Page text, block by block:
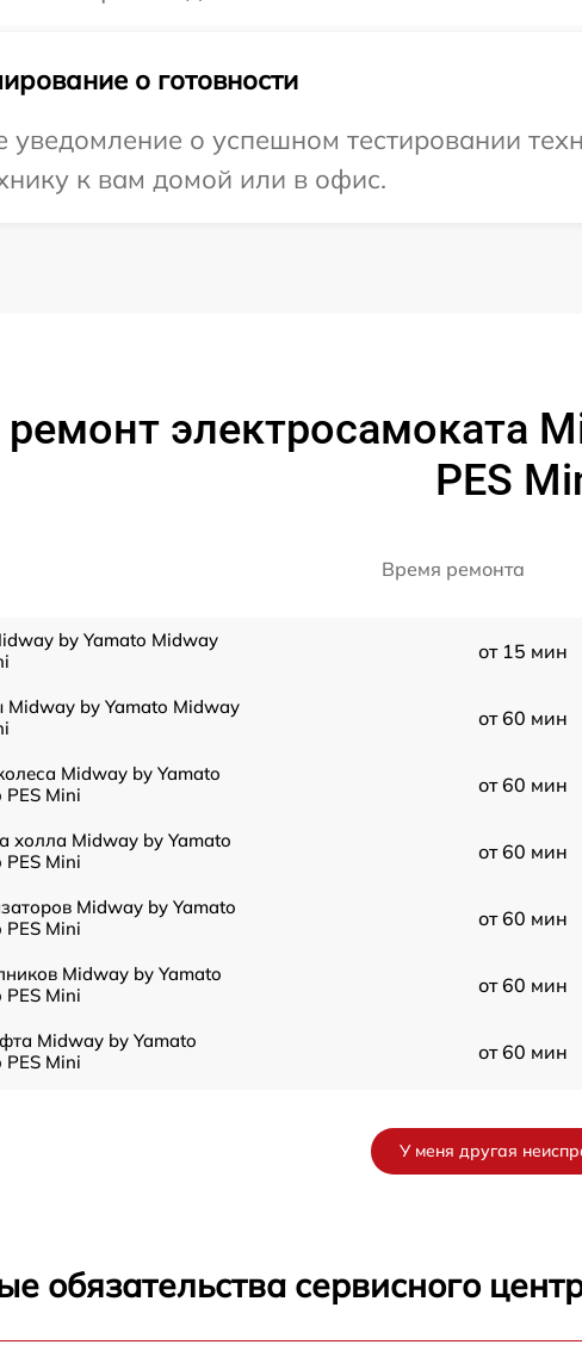
о готовности
уведомление о успешном тестировании
к вам домой или в офис.
электросамоката
PES
Время ремонта
by Yamato Midway
от 15 мин
by Yamato Midway
от 60 мин
Midway by Yamato
Mini
от 60 мин
холла Midway by Yamato
Mini
от 60 мин
Midway by Yamato
Mini
от 60 мин
Midway by Yamato
Mini
от 60 мин
Midway by Yamato
Mini
от 60 мин
У меня другая
обязательства сервисного